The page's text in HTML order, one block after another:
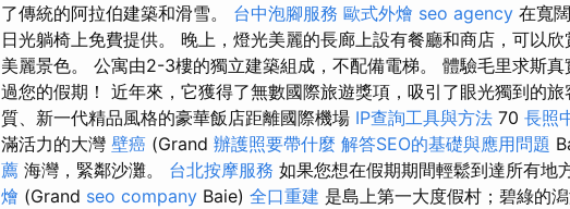
了傳統的阿拉伯建築和滑雪。 台中泡腳服務 歐式外燴 seo agency 在寬
日光躺椅上免費提供。 晚上，燈光美麗的長廊上設有餐廳和商店，可以
美麗景色。 公寓由2-3樓的獨立建築組成，不配備電梯。 體驗毛里求斯
過您的假期！ 近年來，它獲得了無數國際旅遊獎項，吸引了眼光獨到的旅
質、新一代精品風格的豪華飯店距離國際機場 IP查詢工具與方法 70 長照
滿活力的大灣 壁癌 (Grand 辦護照要帶什麼 解答SEO的基礎與應用問題
薦 海灣，緊鄰沙灘。 台北按摩服務 如果您想在假期期間輕鬆到達所有地
燴 (Grand seo company Baie) 全口重建 是島上第一大度假村；碧綠的